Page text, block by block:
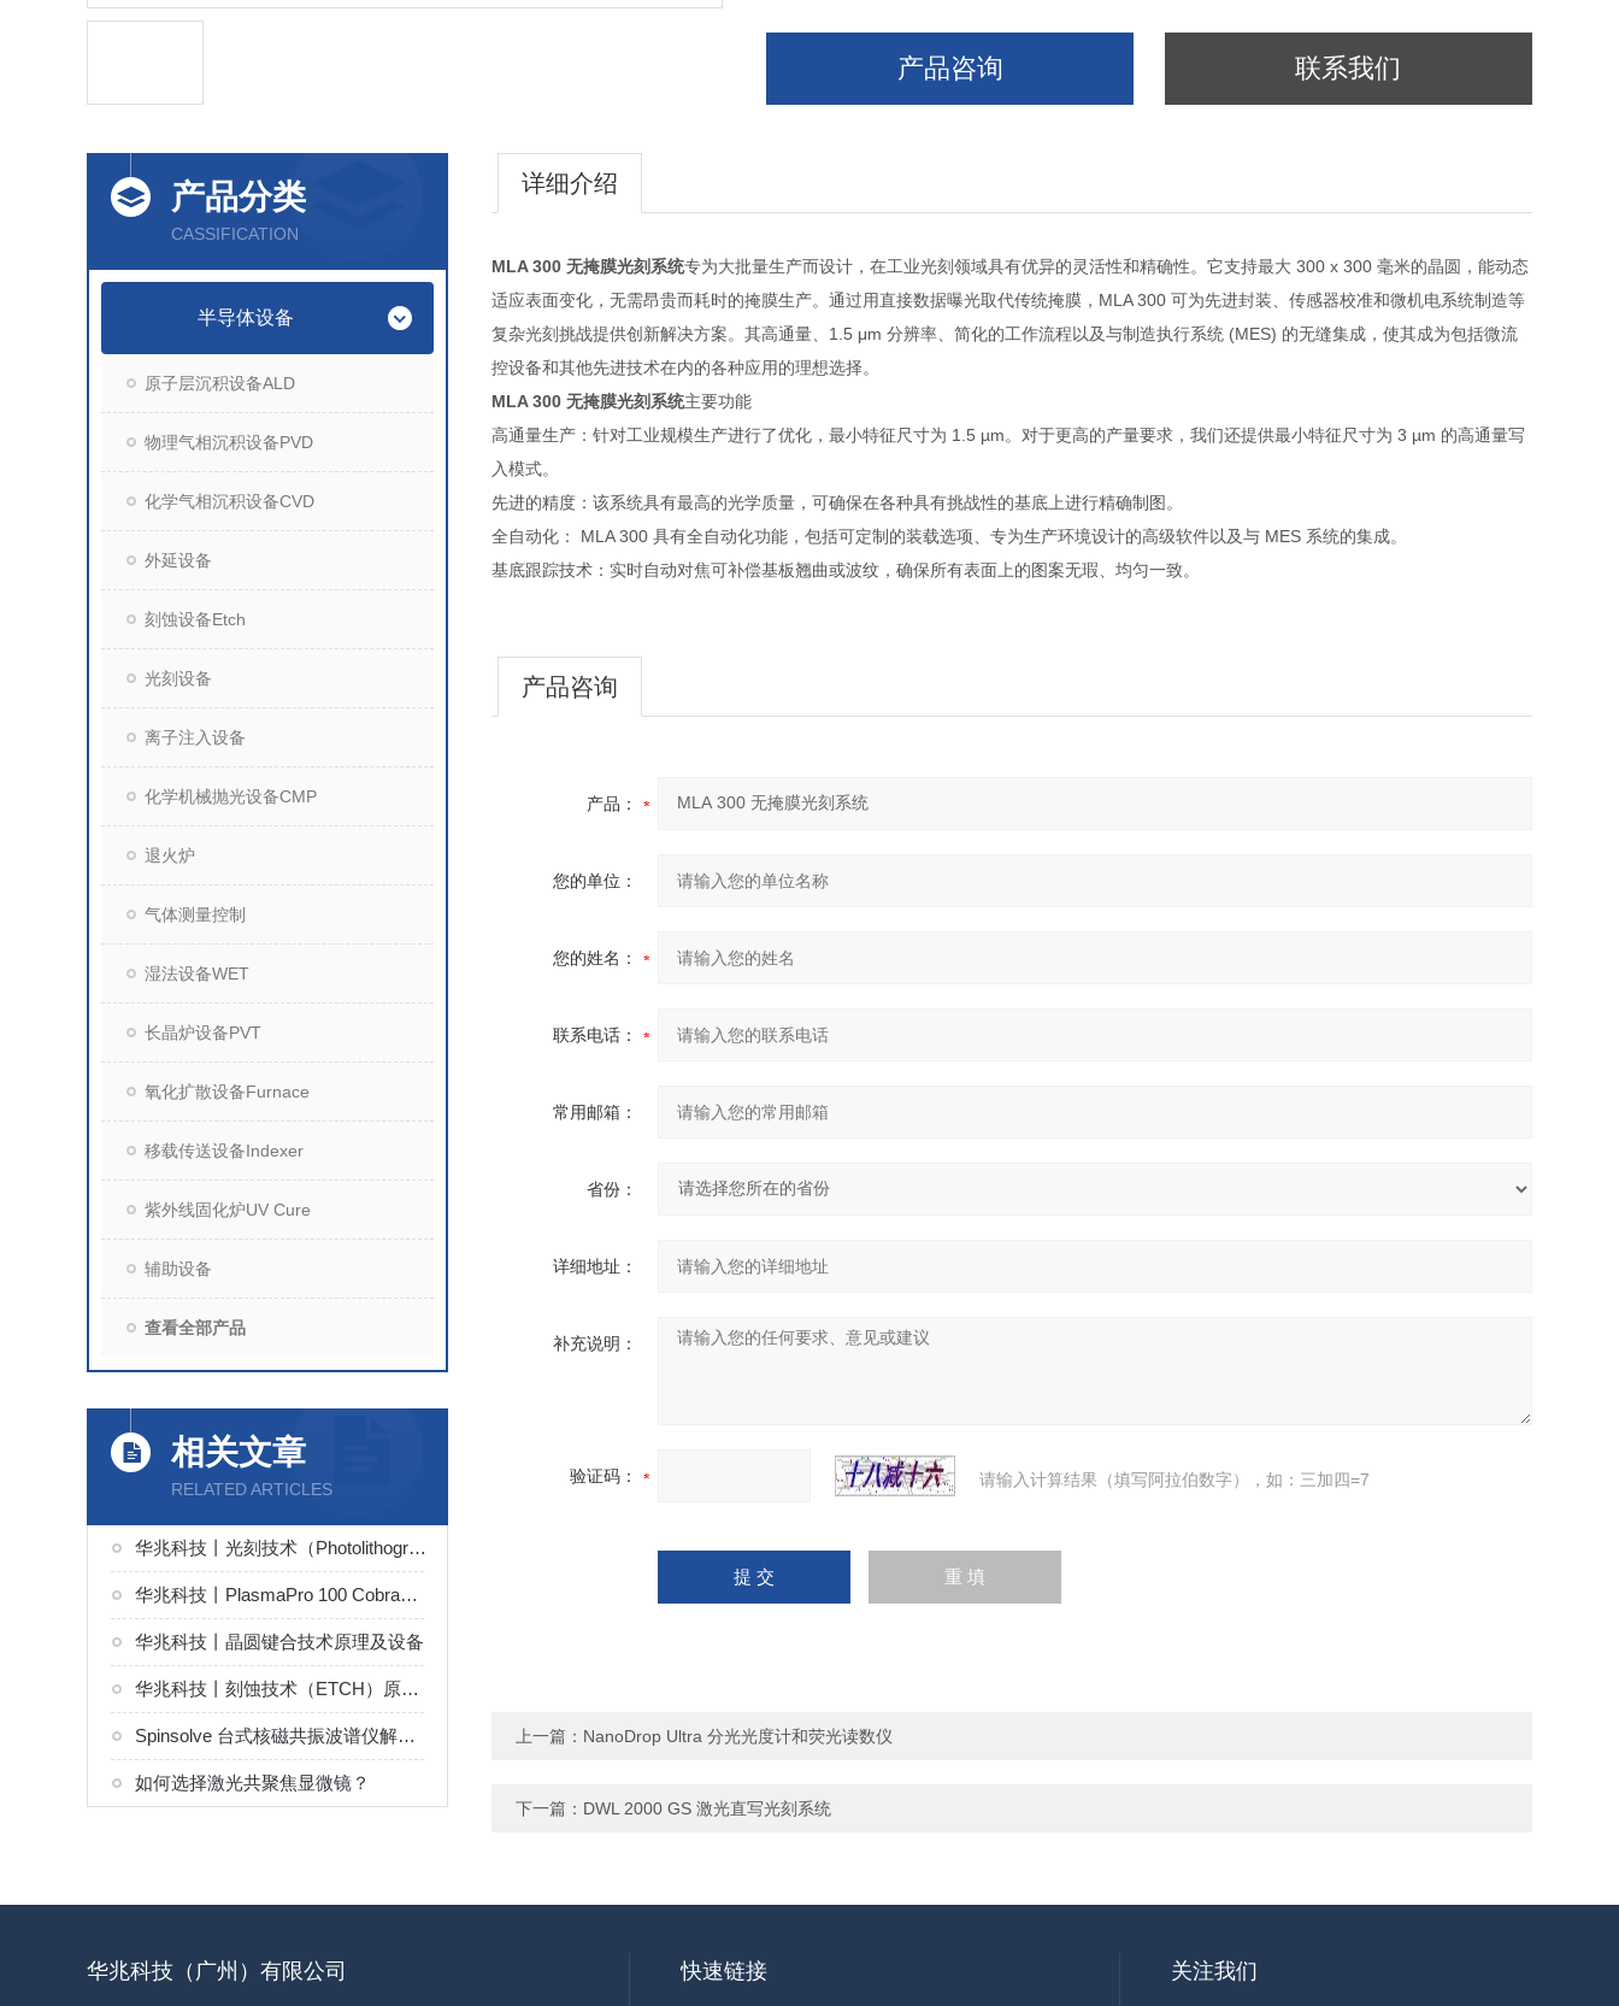
产品咨询 联系我们
产品分类
CASSIFICATION
半导体设备
原子层沉积设备ALD
物理气相沉积设备PVD
化学气相沉积设备CVD
外延设备
刻蚀设备Etch
光刻设备
离子注入设备
化学机械抛光设备CMP
退火炉
气体测量控制
湿法设备WET
长晶炉设备PVT
氧化扩散设备Furnace
移载传送设备Indexer
紫外线固化炉UV Cure
辅助设备
查看全部产品
相关文章
RELATED ARTICLES
华兆科技丨光刻技术（Photolithography）原理及设备
华兆科技丨PlasmaPro 100 Cobra感应耦合等离子刻蚀（ICP）系统解决方案
华兆科技丨晶圆键合技术原理及设备
华兆科技丨刻蚀技术（ETCH）原理及设备
Spinsolve 台式核磁共振波谱仪解决方案
如何选择激光共聚焦显微镜？
详细介绍
MLA 300 无掩膜光刻系统专为大批量生产而设计，在工业光刻领域具有优异的灵活性和精确性。它支持最大 300 x 300 毫米的晶圆，能动态
适应表面变化，无需昂贵而耗时的掩膜生产。通过用直接数据曝光取代传统掩膜，MLA 300 可为先进封装、传感器校准和微机电系统制造等
复杂光刻挑战提供创新解决方案。其高通量、1.5 μm 分辨率、简化的工作流程以及与制造执行系统 (MES) 的无缝集成，使其成为包括微流
控设备和其他先进技术在内的各种应用的理想选择。
MLA 300 无掩膜光刻系统主要功能
高通量生产：针对工业规模生产进行了优化，最小特征尺寸为 1.5 µm。对于更高的产量要求，我们还提供最小特征尺寸为 3 µm 的高通量写
入模式。
先进的精度：该系统具有最高的光学质量，可确保在各种具有挑战性的基底上进行精确制图。
全自动化： MLA 300 具有全自动化功能，包括可定制的装载选项、专为生产环境设计的高级软件以及与 MES 系统的集成。
基底跟踪技术：实时自动对焦可补偿基板翘曲或波纹，确保所有表面上的图案无瑕、均匀一致。
产品咨询
产品：
您的单位：
您的姓名：
联系电话：
常用邮箱：
省份：
详细地址：
补充说明：
验证码： 请输入计算结果（填写阿拉伯数字），如：三加四=7
上一篇： NanoDrop Ultra 分光光度计和荧光读数仪
下一篇： DWL 2000 GS 激光直写光刻系统
华兆科技（广州）有限公司 快速链接 关注我们